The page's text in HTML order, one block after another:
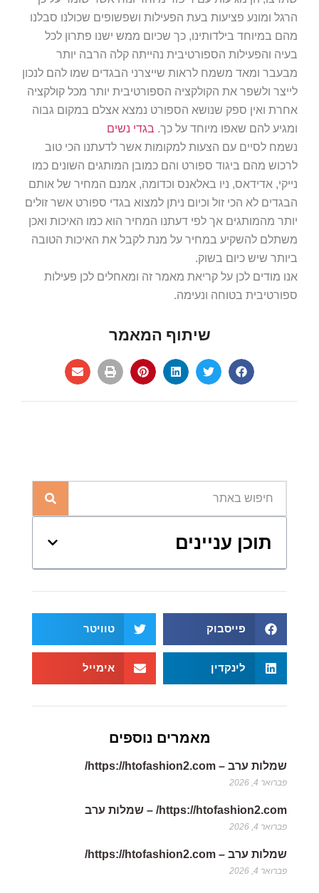
הרגל ומונע פציעות בעת הפעילות ושפשופים שכולנו סבלנו
מהם במיוחד בילדותינו, כך שכיום ממש ישנו פתרון לכל
בעיה והפעילות הספורטיבית נהייתה קלה הרבה יותר
מבעבר ומאד משמח לראות שייצרני הבגדים שמו להם לנכון
לייצר ולשפר את הקולקציה הספורטיבית יותר מכל קולקציה
אחרת ואין ספק שנושא הספורט נמצא אצלם במקום גבוה
ומגיע להם שאפו מיוחד על כך. בגדי נשים
נשמח לסיים עם הצעות למקומות אשר לדעתנו הכי טוב
לרכוש מהם ביגוד ספורט והם כמובן המותגים השונים כמו
נייקי, אדידאס, ניו באלאנס וכדומה, אמנם המחיר של אותם
הבגדים לא הכי זול וכיום ניתן למצוא בגדי ספורט אשר זולים
יותר מהמותגים אך לפי דעתנו המחיר הוא כמו האיכות ואכן
משתלם להשקיע במחיר על מנת לקבל את האיכות הטובה
ביותר שיש כיום בשוק.
אנו מודים לכן על קריאת מאמר זה ומאחלים לכן פעילות
ספורטיבית בטוחה ונעימה.
שיתוף המאמר
תוכן עניינים
פייסבוק טוויטר
לינקדין אימייל
מאמרים נוספים
שמלות ערב – https://htofashion2.com/
פברואר 4, 2026
https://htofashion2.com/ – שמלות ערב
פברואר 4, 2026
שמלות ערב – https://htofashion2.com/
פברואר 4, 2026